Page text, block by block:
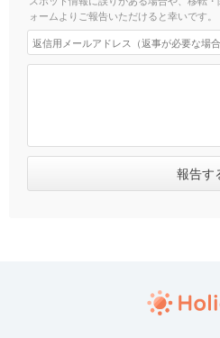
ォームよりご報告いただけると幸いです。